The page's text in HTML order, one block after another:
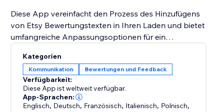
Diese App vereinfacht den Prozess des Hinzufügens
von Etsy Bewertungstexten in Ihren Laden und bietet
umfangreiche Anpassungsoptionen für ein
Sie Bewertungen hervor, die ins Auge fallen,
Vertrauen inspirieren und den Umsatz steigern.
Veredeln Sie Ihren Laden mit einem beeindruckenden
Etsy-Bewertungsimporteur - installieren Sie jetzt und
Kategorien
Kommunikation Bewertungen und Feedback
Verfügbarkeit:
Diese App ist weltweit verfügbar.
App-Sprachen:
Englisch, Deutsch, Französisch, Italienisch, Polnisch,